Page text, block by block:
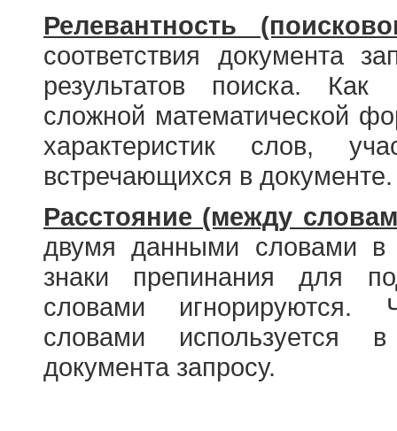
Релевантность
соответствия документа
результатов поиска.
сложной математической
характеристик слов,
встречающихся в документе.
Расстояние (между
двумя данными словами в
знаки препинания для
словами игнорируются.
словами используется в
документа запросу.